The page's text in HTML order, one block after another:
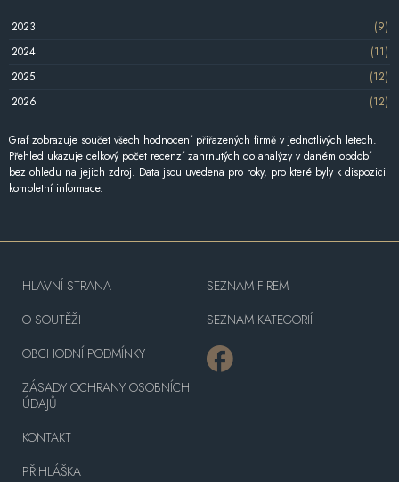
2023
(9)
2024
(11)
2025
(12)
2026
(12)
Graf zobrazuje součet všech hodnocení přiřazených firmě v jednotlivých letech.
Přehled ukazuje celkový počet recenzí zahrnutých do analýzy v daném období
bez ohledu na jejich zdroj. Data jsou uvedena pro roky, pro které byly k dispozici
kompletní informace.
HLAVNÍ STRANA
O SOUTĚŽI
OBCHODNÍ PODMÍNKY
ZÁSADY OCHRANY OSOBNÍCH
ÚDAJŮ
KONTAKT
PŘIHLÁŠKA
SEZNAM FIREM
SEZNAM KATEGORIÍ